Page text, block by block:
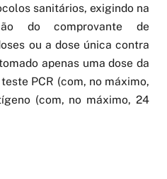
sanitários, exigindo na
do comprovante de
ou a dose única contra
apenas uma dose da
PCR (com, no máximo,
(com, no máximo, 24